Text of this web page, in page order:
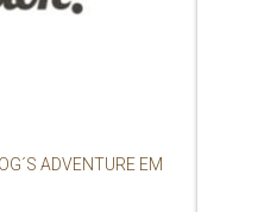
ADVENTURE EM